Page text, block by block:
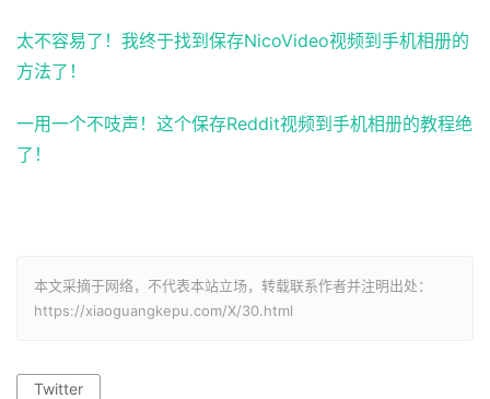
太不容易了！我终于找到保存NicoVideo视频到手机相册的
方法了！
一用一个不吱声！这个保存Reddit视频到手机相册的教程绝
了！
本文采摘于网络，不代表本站立场，转载联系作者并注明出处：
https://xiaoguangkepu.com/X/30.html
Twitter